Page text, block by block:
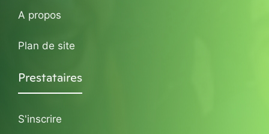
A propos
Plan de site
Prestataires
S'inscrire